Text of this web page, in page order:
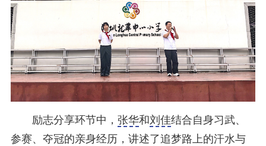
励志分享环节中， 张华和刘佳结合自身习武、
参赛、夺冠的亲身经历，讲述了追梦路上的汗水与